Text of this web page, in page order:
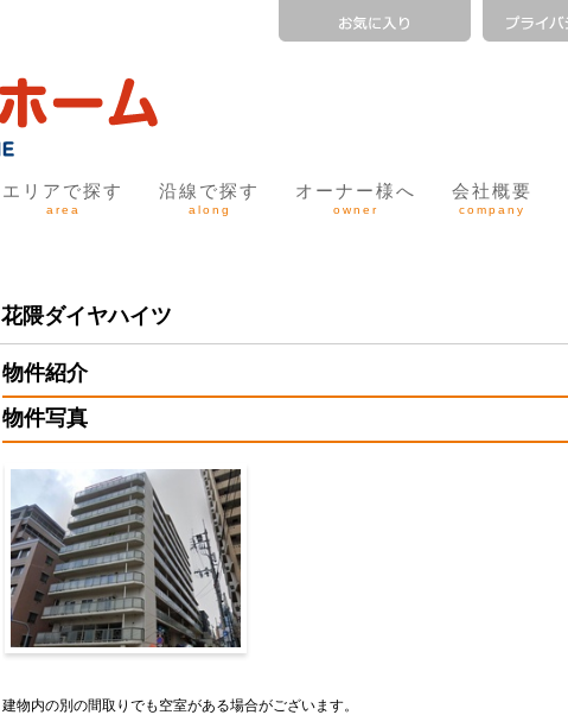
エリアで探す
area
沿線で探す
along
オーナー様へ
owner
会社概要
company
花隈ダイヤハイツ
物件紹介
物件写真
建物内の別の間取りでも空室がある場合がございます。